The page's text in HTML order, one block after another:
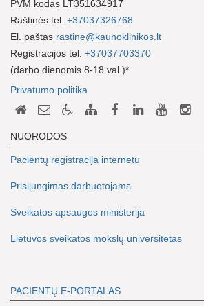
PVM kodas LT351634917
Raštinės tel. +37037326768
El. paštas rastine@kaunoklinikos.lt
Registracijos tel. +37037703370
(darbo dienomis 8-18 val.)*
Privatumo politika
NUORODOS
Pacientų registracija internetu
Prisijungimas darbuotojams
Sveikatos apsaugos ministerija
Lietuvos sveikatos mokslų universitetas
PACIENTŲ E-PORTALAS